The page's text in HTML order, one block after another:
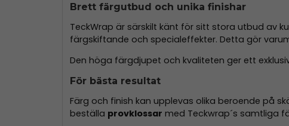
Brett färgutbud och unika finishar
TeckWrap är särskilt känt för sitt stora utbud av
färgskiftande och specialeffekter. Detta gör
Den höga färgdjupet och kvaliteten ger ett
För bästa resultat
Färg och finish kan upplevas olika beroende på
beställa provklossar med Teckwrap´s samtliga